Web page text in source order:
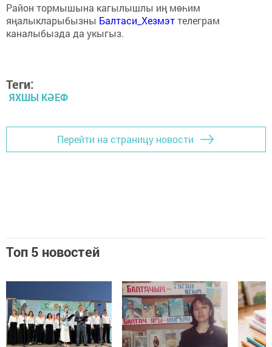
Район тормышына кагылышлы иң мөһим
яңалыкларыбызны Балтаси_Хезмэттелеграм
каналыбызда да укыгыз.
Теги:
ЯХШЫ КӘЕФ
Перейти на страницу новости
Топ 5 новостей